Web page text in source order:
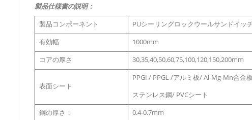
製品仕様書の説明：
製品コンポーネント
PUシーリングロックウールサンドイッ
有効幅
1000mm
コアの厚さ
30,35,40,50,60,75,100,120,150,200mm
表面シート
PPGI / PPGL /アルミ板/ Al-Mg-Mn合金
ステンレス鋼/ PVCシート
鋼の厚さ：
0.4-0.7mm